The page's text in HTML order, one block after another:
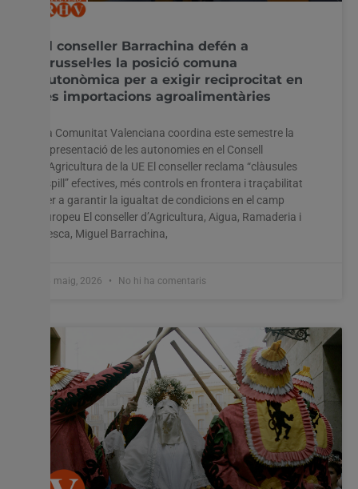
El conseller Barrachina defén a
Brussel·les la posició comuna
autonòmica per a exigir reciprocitat en
les importacions agroalimentàries
La Comunitat Valenciana coordina este semestre la
representació de les autonomies en el Consell
d’Agricultura de la UE El conseller reclama “clàusules
espill” efectives, més controls en frontera i traçabilitat
per a garantir la igualtat de condicions en el camp
europeu El conseller d’Agricultura, Aigua, Ramaderia i
Pesca, Miguel Barrachina,
26 maig, 2026 No hi ha comentaris